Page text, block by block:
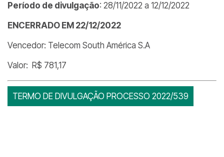
Período de divulgação: 28/11/2022 a 12/12/2022
ENCERRADO EM 22/12/2022
Vencedor: Telecom South América S.A
Valor: R$ 781,17
TERMO DE DIVULGAÇÃO PROCESSO 2022/539